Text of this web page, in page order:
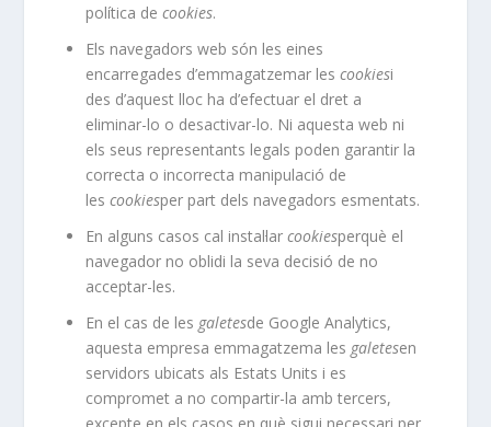
política decookies.
Els navegadors web són les eines
encarregades d’emmagatzemar lescookiesi
des d’aquest lloc ha d’efectuar el dret a
eliminar-lo o desactivar-lo. Ni aquesta web ni
els seus representants legals poden garantir la
correcta o incorrecta manipulació de
lescookiesper part dels navegadors esmentats.
En alguns casos cal instal·larcookiesperquè el
navegador no oblidi la seva decisió de no
acceptar-les.
En el cas de les galetesde Google Analytics,
aquesta empresa emmagatzema les galetesen
servidors ubicats als Estats Units i es
compromet a no compartir-la amb tercers,
excepte en els casos en què sigui necessari per